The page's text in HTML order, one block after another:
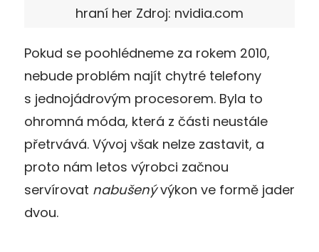
hraní her Zdroj: nvidia.com
Pokud se poohlédneme za rokem 2010,
nebude problém najít chytré telefony
s jednojádrovým procesorem. Byla to
ohromná móda, která z části neustále
přetrvává. Vývoj však nelze zastavit, a
proto nám letos výrobci začnou
servírovat nabušenývýkon ve formě jader
dvou.